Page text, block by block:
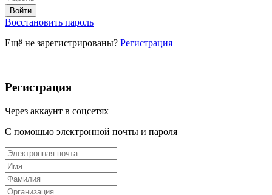
Восстановить пароль
Ещё не зарегистрированы? Регистрация
Регистрация
Через аккаунт в соцсетях
С помощью электронной почты и пароля